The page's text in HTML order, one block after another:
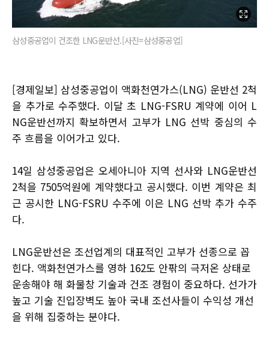
삼성중공업이 건조한 LNG운반선.[사진=삼성중공업]
[경제일보] 삼성중공업이 액화천연가스(LNG) 운반선 2척
을 추가로 수주했다. 이달 초 LNG-FSRU 계약에 이어 L
NG운반선까지 확보하면서 고부가 LNG 선박 중심의 수
주 흐름을 이어가고 있다.
14일 삼성중공업은 오세아니아 지역 선사와 LNG운반선
2척을 7505억원에 계약했다고 공시했다. 이번 계약은 최
근 공시한 LNG-FSRU 수주에 이은 LNG 선박 추가 수주
다.
LNG운반선은 조선업계의 대표적인 고부가 선종으로 꼽
힌다. 액화천연가스를 영하 162도 안팎의 극저온 상태로
운송해야 해 화물창 기술과 건조 경험이 중요하다. 선가가
높고 기술 진입장벽도 높아 국내 조선사들이 수익성 개선
을 위해 집중하는 분야다.